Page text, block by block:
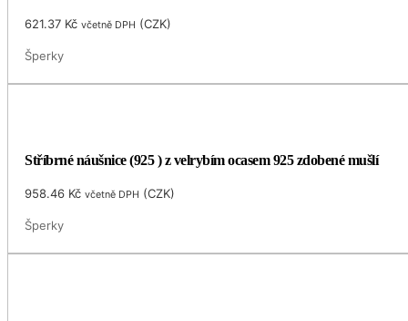
621.37 Kč včetně DPH (CZK)
Šperky
Stříbrné náušnice (925 ) z velrybím ocasem 925 zdobené mušlí
958.46 Kč včetně DPH (CZK)
Šperky